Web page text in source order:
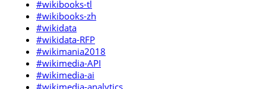
#wikibooks-tl
#wikibooks-zh
#wikidata
#wikidata-RFP
#wikimania2018
#wikimedia-API
#wikimedia-ai
#wikimedia-analytics